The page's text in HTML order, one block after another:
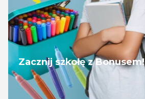
Zacznij szkołę z Bonusem!